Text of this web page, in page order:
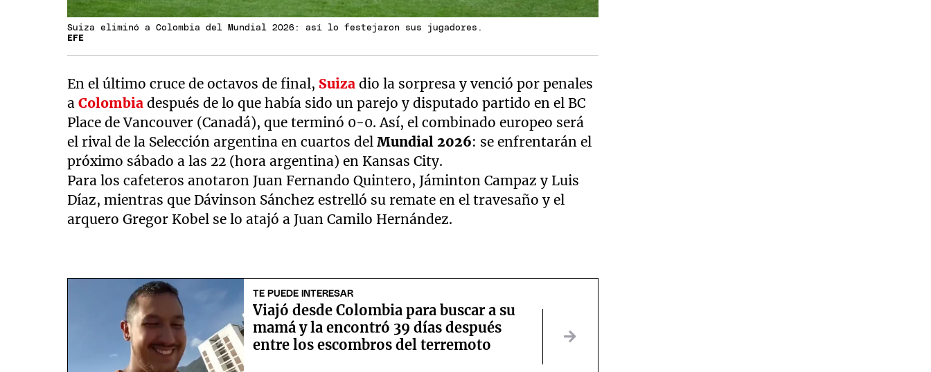
Suiza eliminó a Colombia del Mundial 2026: así lo festejaron sus jugadores.
EFE
En el último cruce de octavos de final, Suiza dio la sorpresa y venció por penales
aColombia después de lo que había sido un parejo y disputado partido en el BC
Place de Vancouver (Canadá), que terminó 0-0. Así, el combinado europeo será
el rival de la Selección argentina en cuartos delMundial 2026: se enfrentarán el
próximo sábado a las 22 (hora argentina) en Kansas City.
Para los cafeteros anotaron Juan Fernando Quintero, Jáminton Campaz y Luis
Díaz, mientras que Dávinson Sánchez estrelló su remate en el travesaño y el
arquero Gregor Kobel se lo atajó a Juan Camilo Hernández.
TE PUEDE INTERESAR
Viajó desde Colombia para buscar a su
mamá y la encontró 39 días después
entre los escombros del terremoto